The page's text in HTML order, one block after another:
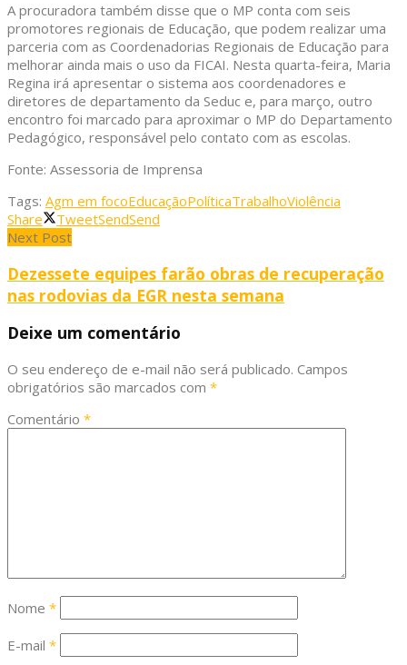
A procuradora também disse que o MP conta com seis
promotores regionais de Educação, que podem realizar uma
parceria com as Coordenadorias Regionais de Educação para
melhorar ainda mais o uso da FICAI. Nesta quarta-feira, Maria
Regina irá apresentar o sistema aos coordenadores e
diretores de departamento da Seduc e, para março, outro
encontro foi marcado para aproximar o MP do Departamento
Pedagógico, responsável pelo contato com as escolas.
Fonte: Assessoria de Imprensa
Tags: Agm em focoEducaçãoPolíticaTrabalhoViolência
Share
TweetSendSend
Next Post
Dezessete equipes farão obras de recuperação
nas rodovias da EGR nesta semana
Deixe um comentário
O seu endereço de e-mail não será publicado. Campos
obrigatórios são marcados com *
Comentário *
Nome *
E-mail *